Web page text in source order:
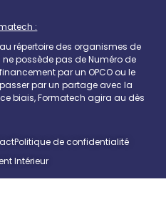
:
répertoire des organismes de
possède pas de Numéro de
par un OPCO ou le
par un partage avec la
biais, Formatech agira au dès
Politique de confidentialité
Intérieur